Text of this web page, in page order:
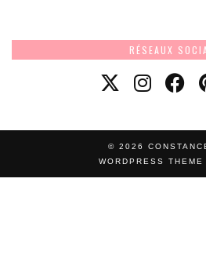
RÉSEAUX
© 2026
WORDPRESS